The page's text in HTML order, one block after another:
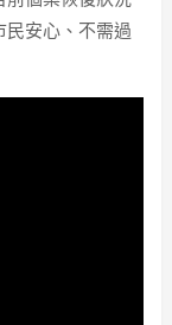
民安心、不需過